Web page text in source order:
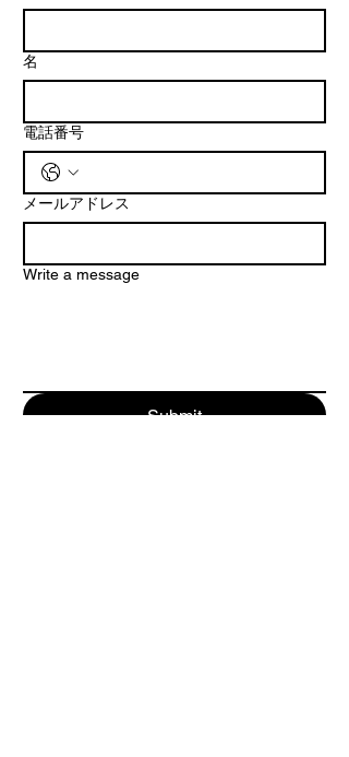
名
電話番号
メールアドレス
Write a message
Submit